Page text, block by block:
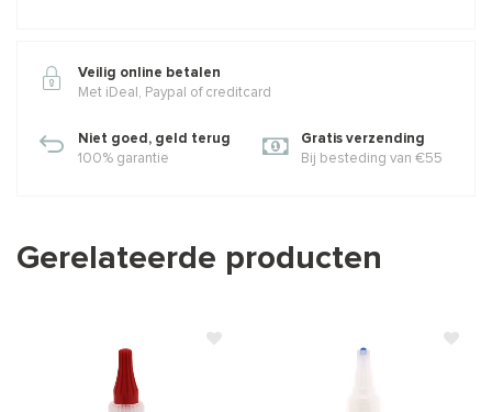
Veilig online betalen
Met iDeal, Paypal of creditcard
Niet goed, geld terug
100% garantie
Gratis verzending
Bij besteding van €55
Gerelateerde producten